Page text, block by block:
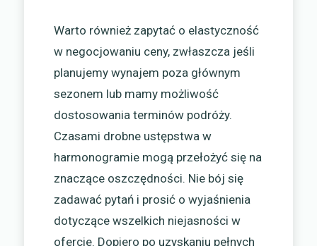
Warto również zapytać o elastyczność
w negocjowaniu ceny, zwłaszcza jeśli
planujemy wynajem poza głównym
sezonem lub mamy możliwość
dostosowania terminów podróży.
Czasami drobne ustępstwa w
harmonogramie mogą przełożyć się na
znaczące oszczędności. Nie bój się
zadawać pytań i prosić o wyjaśnienia
dotyczące wszelkich niejasności w
ofercie. Dopiero po uzyskaniu pełnych